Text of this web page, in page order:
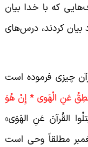
که با خدا بیان
کردند، درس‌های
چیزی فرموده است
عَنِ الْهَوى‏ * إِنْ هُوَ
القُرآنَ عَنِ الهَوَی»
مطلقاً وحی است